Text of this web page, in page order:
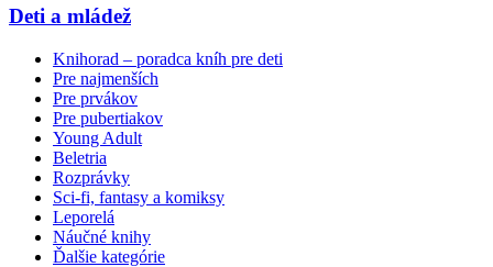
Deti a mládež
Knihorad – poradca kníh pre deti
Pre najmenších
Pre prvákov
Pre pubertiakov
Young Adult
Beletria
Rozprávky
Sci-fi, fantasy a komiksy
Leporelá
Náučné knihy
Ďalšie kategórie